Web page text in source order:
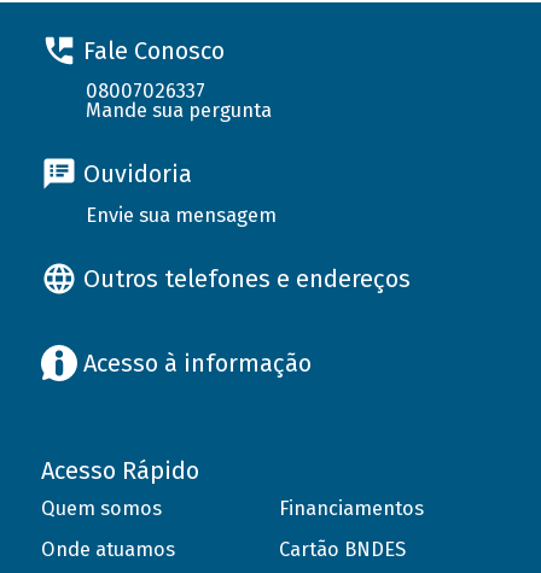
Fale Conosco
08007026337
Mande sua pergunta
Ouvidoria
Envie sua mensagem
Outros telefones e endereços
Acesso à informação
Acesso Rápido
Quem somos
Onde atuamos
Financiamentos
Cartão BNDES